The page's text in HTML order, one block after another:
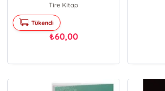
Tire Kitap
Tükendi
₺60,00